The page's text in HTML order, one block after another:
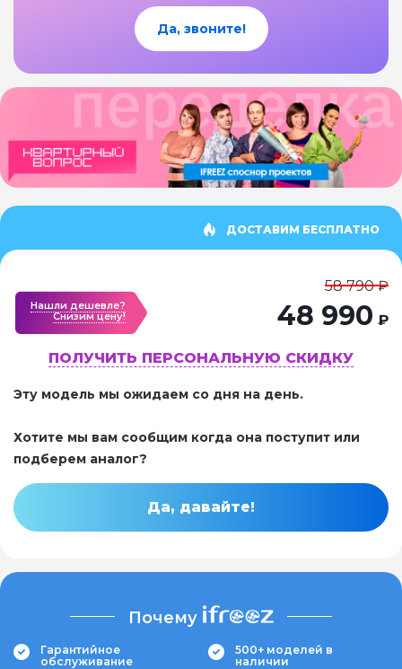
Да, звоните!
ДОСТАВИМ БЕСПЛАТНО
Нашли дешевле?
Cнизим цену!
58 790 ₽
48 990 ₽
ПОЛУЧИТЬ ПЕРСОНАЛЬНУЮ СКИДКУ
Эту модель мы ожидаем со дня на день.
Хотите мы вам сообщим когда она поступит или
подберем аналог?
Да, давайте!
Почему
Гарантийное
обслуживание
500+ моделей в
наличии